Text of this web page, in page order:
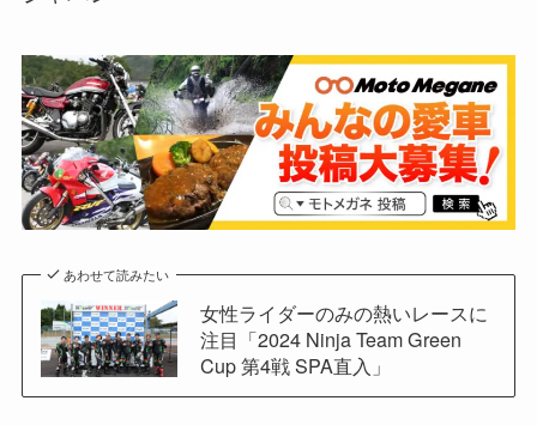
あわせて読みたい
女性ライダーのみの熱いレースに
注目「2024 Ninja Team Green
Cup 第4戦 SPA直入」